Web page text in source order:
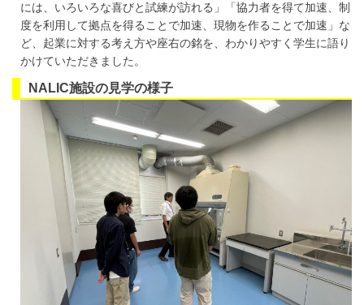
には、いろいろな喜びと試練が訪れる」「協力者を得て加速、制
度を利用して拠点を得ることで加速、現物を作ることで加速」な
ど、起業に対する考え方や座右の銘を、わかりやすく学生に語り
かけていただきました。
NALIC施設の見学の様子